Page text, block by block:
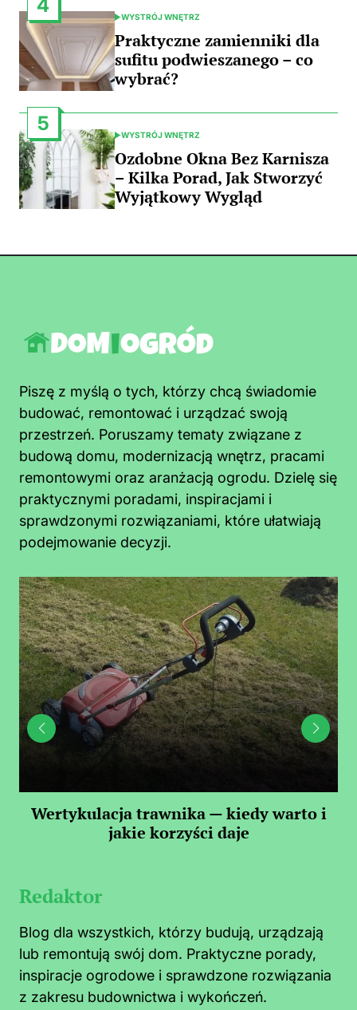
4
POSTED
IN
WYSTRÓJ WNĘTRZ
Praktyczne zamienniki dla
sufitu podwieszanego – co
wybrać?
5
POSTED
IN
WYSTRÓJ WNĘTRZ
Ozdobne Okna Bez Karnisza
– Kilka Porad, Jak Stworzyć
Wyjątkowy Wygląd
Piszę z myślą o tych, którzy chcą świadomie
budować, remontować i urządzać swoją
przestrzeń. Poruszamy tematy związane z
budową domu, modernizacją wnętrz, pracami
remontowymi oraz aranżacją ogrodu. Dzielę się
praktycznymi poradami, inspiracjami i
sprawdzonymi rozwiązaniami, które ułatwiają
podejmowanie decyzji.
Wertykulacja trawnika — kiedy warto i
jakie korzyści daje
Redaktor
Blog dla wszystkich, którzy budują, urządzają
lub remontują swój dom. Praktyczne porady,
inspiracje ogrodowe i sprawdzone rozwiązania
z zakresu budownictwa i wykończeń.